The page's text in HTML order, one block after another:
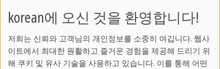
영어, 스페인어, 독일어, 프랑스어, 이탈리아
다양한 언어를실시간 온라인 LIVE 강의로
배워보세요.
korean에 오신 것을 환영합니다!
저희는 신뢰와 고객님의 개인정보를 소중히 여깁니다. 웹사
이트에서 최대한 원활하고 즐거운 경험을 제공해 드리기 위
해 쿠키 및 유사 기술을 사용하고 있습니다. 이를 통해 어떤